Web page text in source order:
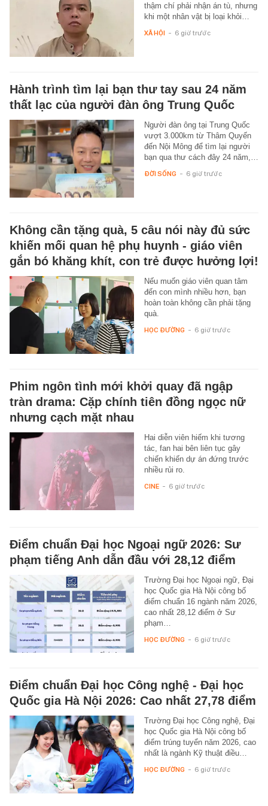
thậm chí phải nhận án tù, nhưng
khi một nhân vật bị loại khỏi…
XÃ HỘI - 6 giờ trước
Hành trình tìm lại bạn thư tay sau 24 năm
thất lạc của người đàn ông Trung Quốc
Người đàn ông tại Trung Quốc
vượt 3.000km từ Thâm Quyến
đến Nội Mông để tìm lại người
bạn qua thư cách đây 24 năm,…
ĐỜI SỐNG - 6 giờ trước
Không cần tặng quà, 5 câu nói này đủ sức
khiến mối quan hệ phụ huynh - giáo viên
gắn bó khăng khít, con trẻ được hưởng lợi!
Nếu muốn giáo viên quan tâm
đến con mình nhiều hơn, bạn
hoàn toàn không cần phải tặng
quà.
HỌC ĐƯỜNG - 6 giờ trước
Phim ngôn tình mới khởi quay đã ngập
tràn drama: Cặp chính tiên đồng ngọc nữ
nhưng cạch mặt nhau
Hai diễn viên hiếm khi tương
tác, fan hai bên liên tục gây
chiến khiến dự án đứng trước
nhiều rủi ro.
CINE - 6 giờ trước
Điểm chuẩn Đại học Ngoại ngữ 2026: Sư
phạm tiếng Anh dẫn đầu với 28,12 điểm
Trường Đại học Ngoại ngữ, Đại
học Quốc gia Hà Nội công bố
điểm chuẩn 16 ngành năm 2026,
cao nhất 28,12 điểm ở Sư
phạm…
HỌC ĐƯỜNG - 6 giờ trước
Điểm chuẩn Đại học Công nghệ - Đại học
Quốc gia Hà Nội 2026: Cao nhất 27,78 điểm
Trường Đại học Công nghệ, Đại
học Quốc gia Hà Nội công bố
điểm trúng tuyển năm 2026, cao
nhất là ngành Kỹ thuật điều…
HỌC ĐƯỜNG - 6 giờ trước